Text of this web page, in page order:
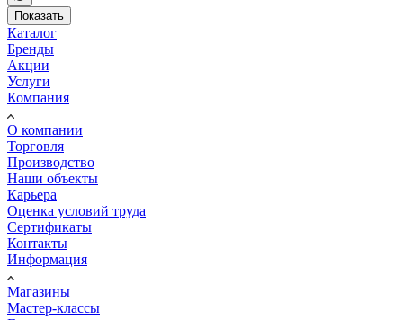
Показать
Каталог
Бренды
Акции
Услуги
Компания
О компании
Торговля
Производство
Наши объекты
Карьера
Оценка условий труда
Сертификаты
Контакты
Информация
Магазины
Мастер-классы